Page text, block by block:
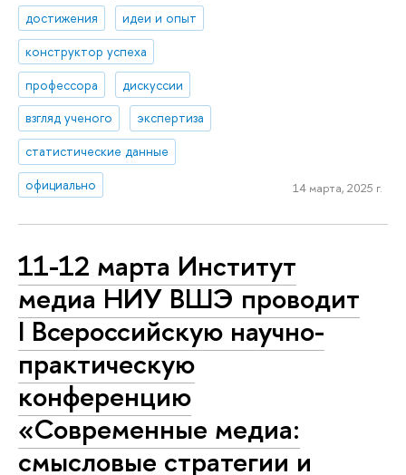
достижения
идеи и опыт
конструктор успеха
профессора
дискуссии
взгляд ученого
экспертиза
статистические данные
официально
14 марта, 2025 г.
11-12 марта Институт
медиа НИУ ВШЭ проводит
I Всероссийскую научно-
практическую
конференцию
«Современные медиа:
смысловые стратегии и